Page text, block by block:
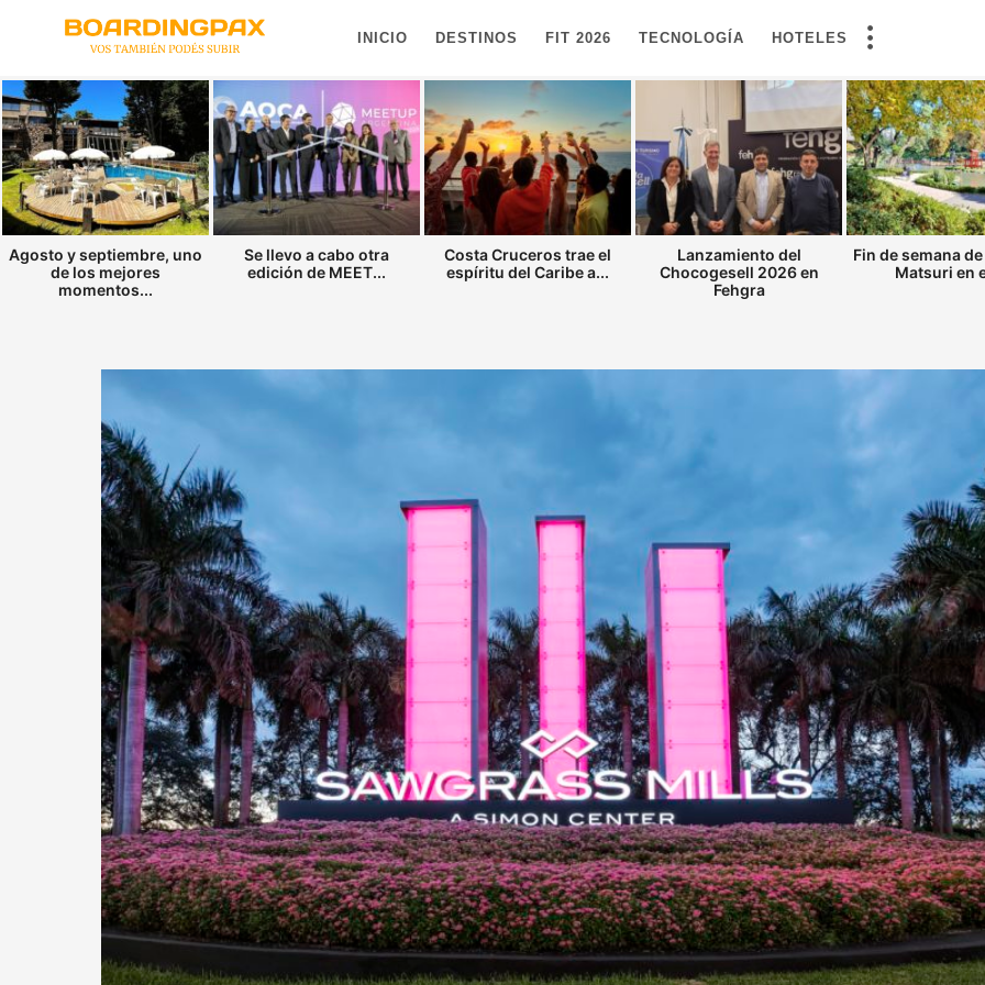
INICIO DESTINOS FIT 2026 TECNOLOGÍA HOTELES
Agosto y septiembre, uno
de los mejores
momentos...
Se llevo a cabo otra
edición de MEET...
Costa Cruceros trae el
espíritu del Caribe a...
Lanzamiento del
Chocogesell 2026 en
Fehgra
Fin de semana
Matsuri en